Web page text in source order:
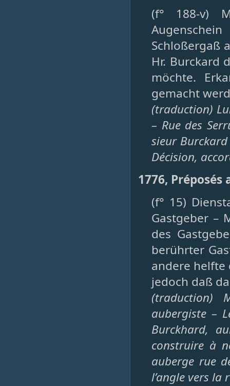
(f° 188-v)
Schloßergaß
Hr. Burckard
möchte.
gemacht
(traduction)
– Rue des
sieur
Décision,
1776,
(f° 15)
Gastgeber –
des
berührter
andere helfte
jedoch daß
(traduction)
aubergiste –
Burckhard,
construire à
auberge rue
l’angle vers